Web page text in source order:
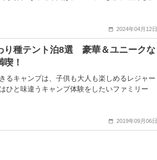
2024年04月12日
り種テント泊8選 豪華＆ユニークな
喫！
るキャンプは、子供も大人も楽しめるレジャー
ひと味違うキャンプ体験をしたいファミリー
2019年09月06日